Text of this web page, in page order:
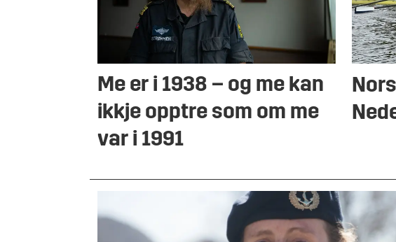
Me er i 1938 – og me kan
ikkje opptre som om me
var i 1991